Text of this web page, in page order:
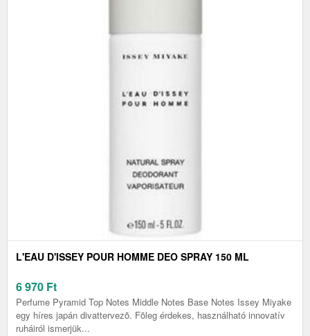
L'EAU D'ISSEY POUR HOMME DEO SPRAY 150 ML
6 970 Ft
Perfume Pyramid Top Notes Middle Notes Base Notes Issey Miyake
egy híres japán divattervezõ. Fõleg érdekes, használható innovatív
ruháiról ismerjük...